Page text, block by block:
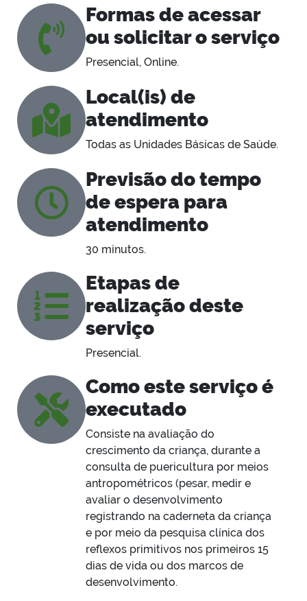
Formas de acessar
ou solicitar o serviço
Presencial, Online.
Local(is) de
atendimento
Todas as Unidades Básicas de Saúde.
Previsão do tempo
de espera para
atendimento
30 minutos.
Etapas de
realização deste
serviço
Presencial.
Como este serviço é
executado
Consiste na avaliação do
crescimento da criança, durante a
consulta de puericultura por meios
antropométricos (pesar, medir e
avaliar o desenvolvimento
registrando na caderneta da criança
e por meio da pesquisa clínica dos
reflexos primitivos nos primeiros 15
dias de vida ou dos marcos de
desenvolvimento.